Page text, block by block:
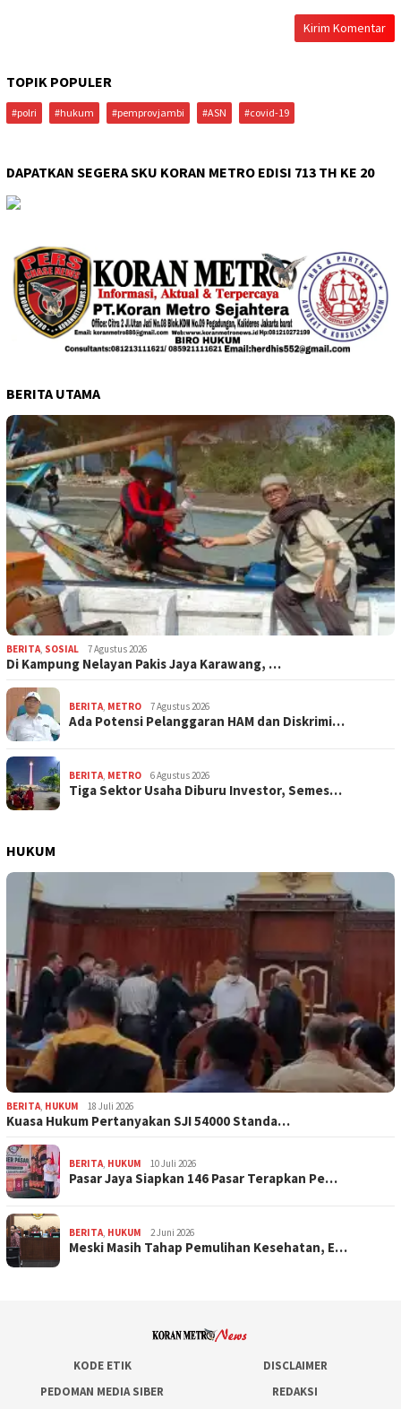
TOPIK POPULER
#polri #hukum #pemprovjambi #ASN #covid-19
DAPATKAN SEGERA SKU KORAN METRO EDISI 713 TH KE 20
BERITA UTAMA
BERITA, SOSIAL 7 Agustus 2026
Di Kampung Nelayan Pakis Jaya Karawang, …
BERITA, METRO 7 Agustus 2026
Ada Potensi Pelanggaran HAM dan Diskrimi…
BERITA, METRO 6 Agustus 2026
Tiga Sektor Usaha Diburu Investor, Semes…
HUKUM
BERITA HUKUM 18 Juli 2026
Kuasa Hukum Pertanyakan SJI 54000 Standa…
BERITA HUKUM 10 Juli 2026
Pasar Jaya Siapkan 146 Pasar Terapkan Pe…
BERITA HUKUM 2 Juni 2026
Meski Masih Tahap Pemulihan Kesehatan, E…
KODE ETIK
DISCLAIMER
PEDOMAN MEDIA SIBER
REDAKSI